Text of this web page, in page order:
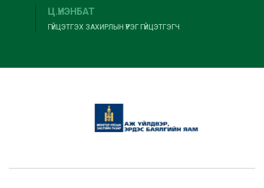
Ц.ҮНЭНБАТ
ГҮЙЦЭТГЭХ ЗАХИРЛЫН ҮҮРЭГ ГҮЙЦЭТГЭГЧ